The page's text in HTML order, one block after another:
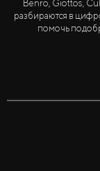
Benro, Giottos,
разбираются в
помочь